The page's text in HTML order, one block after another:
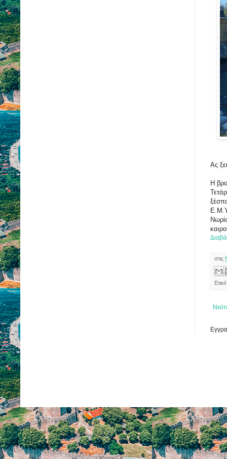
Ας
Η
στις